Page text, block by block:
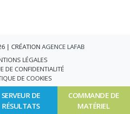
SERVEUR DE
RÉSULTATS
COMMANDE DE
MATÉRIEL
| CRÉATION AGENCE LAFAB
LÉGALES
DE CONFIDENTIALITÉ
DE COOKIES